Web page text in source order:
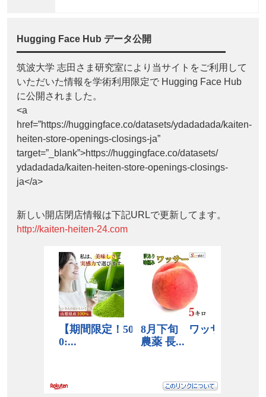
Hugging Face Hub データ公開
筑波大学 志田さま研究室により当サイトをご利用して
いただいた情報を学術利用限定で Hugging Face Hub
に公開されました。
<a
href=”https://huggingface.co/datasets/ydadadada/kaiten-
heiten-store-openings-closings-ja”
target=”_blank”>https://huggingface.co/datasets/
ydadadada/kaiten-heiten-store-openings-closings-
ja</a>
新しい開店閉店情報は下記URLで更新してます。
http://kaiten-heiten-24.com